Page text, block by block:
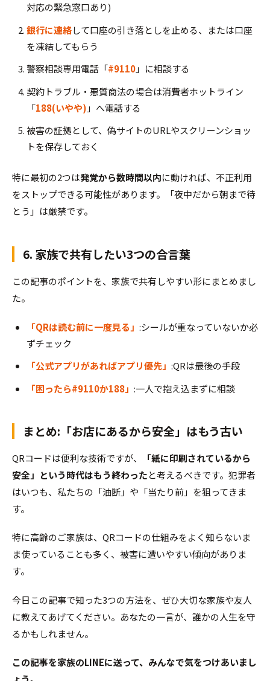
対応の緊急窓口あり)
銀行に連絡して口座の引き落としを止める、または口座
を凍結してもらう
警察相談専用電話「#9110」に相談する
契約トラブル・悪質商法の場合は消費者ホットライン
「188(いやや) 」へ電話する
被害の証拠として、偽サイトのURLやスクリーンショッ
トを保存しておく
特に最初の2つは発覚から数時間以内に動ければ、不正利用
をストップできる可能性があります。「夜中だから朝まで待
とう」は厳禁です。
6. 家族で共有したい3つの合言葉
この記事のポイントを、家族で共有しやすい形にまとめまし
た。
「QRは読む前に一度見る」 :シールが重なっていないか必
ずチェック
「公式アプリがあればアプリ優先」 :QRは最後の手段
「困ったら#9110か188」 :一人で抱え込まずに相談
まとめ:「お店にあるから安全」はもう古い
QRコードは便利な技術ですが、
「紙に印刷されているから
安全」という時代はもう終わったと考えるべきです。犯罪者
はいつも、私たちの「油断」や「当たり前」を狙ってきま
す。
特に高齢のご家族は、QRコードの仕組みをよく知らないま
ま使っていることも多く、被害に遭いやすい傾向がありま
す。
今日この記事で知った3つの方法を、ぜひ大切な家族や友人
に教えてあげてください。あなたの一言が、誰かの人生を守
るかもしれません。
この記事を家族のLINEに送って、みんなで気をつけあいまし